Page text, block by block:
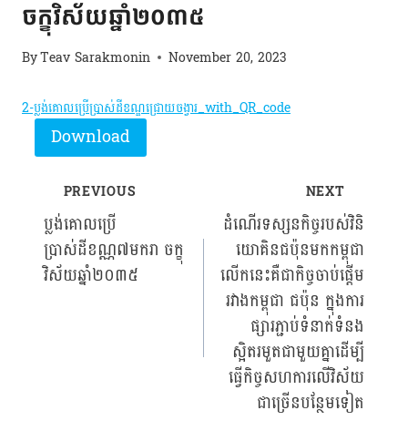
ចក្ខុវិស័យឆ្នាំ២០៣៥
ByTeav Sarakmonin November 20, 2023
2-ប្លង់គោលប្រើប្រាស់ដីខណ្ឌជ្រោយចង្វារ_with_QR_code
Download
Post
navigation
PREVIOUS
ប្លង់គោលប្រើ
ប្រាស់ដីខណ្ណ៧មករា ចក្ខុ
វិស័យឆ្នាំ២០៣៥
NEXT
ដំណើរទស្សនកិច្ចរបស់វិនិ
យោគិនជប៉ុនមកកម្ពុជា
លើកនេះគឺជាកិច្ចចាប់ផ្តើម
រវាងកម្ពុជា ជប៉ុន ក្នុងការ
ផ្សារភ្ជាប់ទំនាក់ទំនង
ស្អិតរមួតជាមួយគ្នាដើម្បី
ធ្វើកិច្ចសហការលើវិស័យ
ជាច្រើនបន្ថែមទៀត